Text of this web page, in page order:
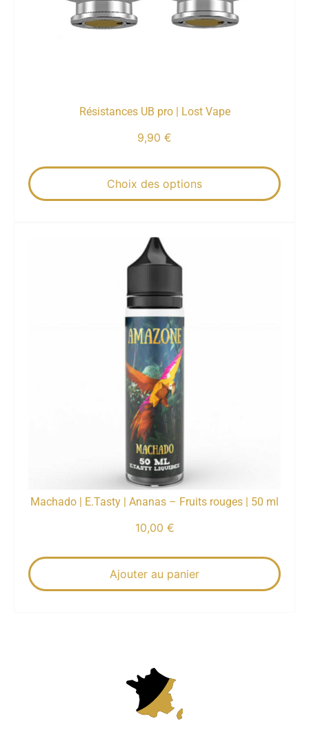
Résistances UB pro | Lost Vape
9,90 €
Choix des options
Machado | E.Tasty | Ananas – Fruits rouges | 50 ml
10,00 €
Ajouter au panier